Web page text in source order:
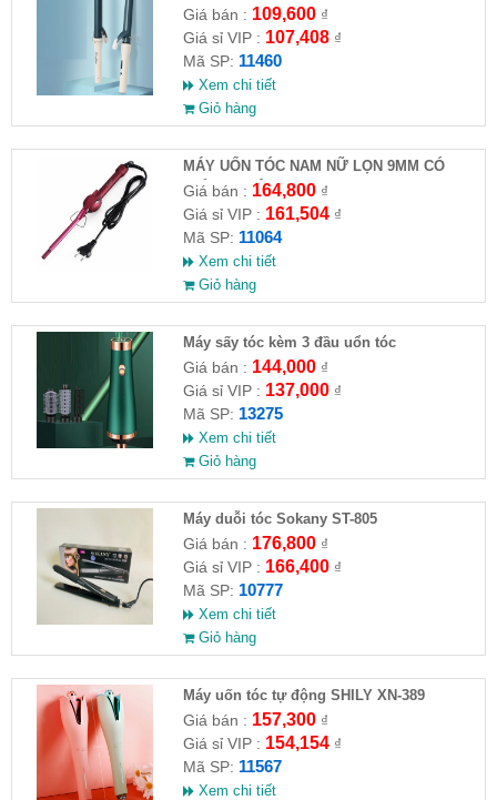
Giá bán : 109,600₫
Giá sỉ VIP : 107,408₫
Mã SP: 11460
Xem chi tiết
Giỏ hàng
MÁY UỐN TÓC NAM NỮ LỌN 9MM CÓ
CHỈNH NHIỆT KEMEI - 1023
Giá bán : 164,800₫
Giá sỉ VIP : 161,504₫
Mã SP: 11064
Xem chi tiết
Giỏ hàng
Máy sấy tóc kèm 3 đầu uổn tóc
Giá bán : 144,000₫
Giá sỉ VIP : 137,000₫
Mã SP: 13275
Xem chi tiết
Giỏ hàng
Máy duỗi tóc Sokany ST-805
Giá bán : 176,800₫
Giá sỉ VIP : 166,400₫
Mã SP: 10777
Xem chi tiết
Giỏ hàng
Máy uốn tóc tự động SHILY XN-389
Giá bán : 157,300₫
Giá sỉ VIP : 154,154₫
Mã SP: 11567
Xem chi tiết